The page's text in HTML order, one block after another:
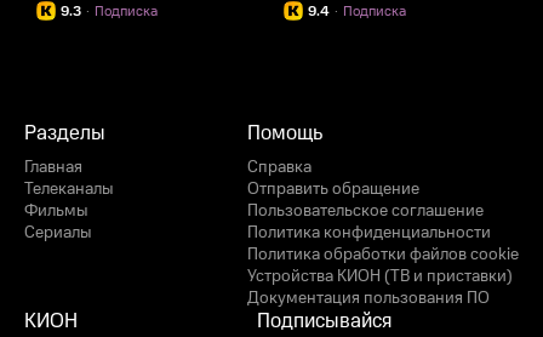
9.3 Подписка
· 9.4 Подписка
·
Разделы
Главная
Телеканалы
Фильмы
Сериалы
Помощь
Справка
Отправить обращение
Пользовательское соглашение
Политика конфиденциальности
Политика обработки файлов cookie
Устройства КИОН (ТВ и приставки)
Документация пользования ПО
КИОН Подписывайся